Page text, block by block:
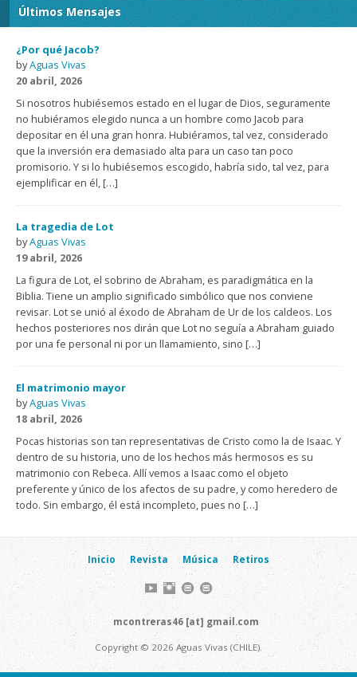
Últimos Mensajes
¿Por qué Jacob?
byAguas Vivas
20 abril, 2026
Si nosotros hubiésemos estado en el lugar de Dios, seguramente
no hubiéramos elegido nunca a un hombre como Jacob para
depositar en él una gran honra. Hubiéramos, tal vez, considerado
que la inversión era demasiado alta para un caso tan poco
promisorio. Y si lo hubiésemos escogido, habría sido, tal vez, para
ejemplificar en él, […]
La tragedia de Lot
byAguas Vivas
19 abril, 2026
La figura de Lot, el sobrino de Abraham, es paradigmática en la
Biblia. Tiene un amplio significado simbólico que nos conviene
revisar. Lot se unió al éxodo de Abraham de Ur de los caldeos. Los
hechos posteriores nos dirán que Lot no seguía a Abraham guiado
por una fe personal ni por un llamamiento, sino […]
El matrimonio mayor
byAguas Vivas
18 abril, 2026
Pocas historias son tan representativas de Cristo como la de Isaac. Y
dentro de su historia, uno de los hechos más hermosos es su
matrimonio con Rebeca. Allí vemos a Isaac como el objeto
preferente y único de los afectos de su padre, y como heredero de
todo. Sin embargo, él está incompleto, pues no […]
Inicio Revista Música Retiros
mcontreras46 [at] gmail.com
Copyright © 2026 Aguas Vivas (CHILE).